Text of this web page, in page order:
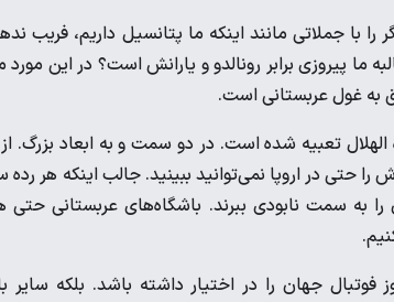
با جملاتی مانند اینکه ما پتانسیل داریم، فریب
ما پیروزی برابر رونالدو و یارانش است؟ در این
به غول عربستانی است.
تعبیه شده است. در دو سمت و به ابعاد بزرگ. از
حتی در اروپا نمی‌توانید ببینید. جالب اینکه هر
به سمت نابودی ببرند. باشگاه‌های عربستانی حتی
فوتبال جهان را در اختیار داشته باشد. بلکه